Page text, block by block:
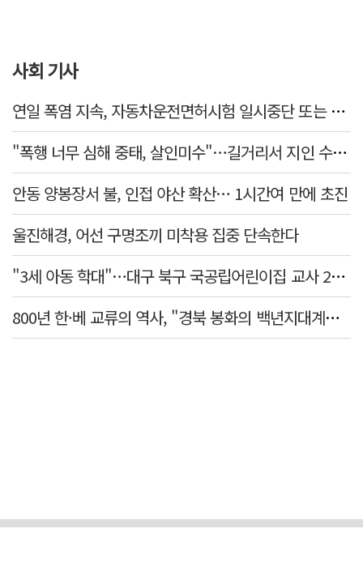
사회 기사
연일 폭염 지속, 자동차운전면허시험 일시중단 또는 축소 운영
"폭행 너무 심해 중태, 살인미수"…길거리서 지인 수십회 때린 50대 '긴급체포'
안동 양봉장서 불, 인접 야산 확산… 1시간여 만에 초진
울진해경, 어선 구명조끼 미착용 집중 단속한다
"3세 아동 학대"…대구 북구 국공립어린이집 교사 2명 검찰 송치
800년 한·베 교류의 역사, "경북 봉화의 백년지대계로 피어난다"